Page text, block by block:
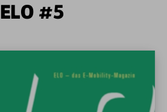
ELO #5